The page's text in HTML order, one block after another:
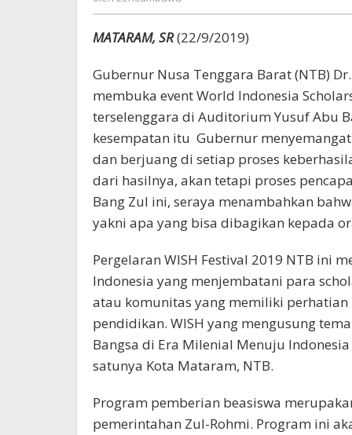
MATARAM, SR(22/9/2019)
Gubernur Nusa Tenggara Barat (NTB)
membuka event World Indonesia
terselenggara di Auditorium Yusuf Abu
kesempatan itu Gubernur
dan berjuang di setiap proses
dari hasilnya, akan tetapi proses
Bang Zul ini, seraya menambahkan
yakni apa yang bisa dibagikan kepada
Pergelaran WISH Festival 2019 NTB ini
Indonesia yang menjembatani para
atau komunitas yang memiliki
pendidikan. WISH yang mengusung
Bangsa di Era Milenial Menuju
satunya Kota Mataram, NTB.
Program pemberian beasiswa
pemerintahan Zul-Rohmi. Program ini